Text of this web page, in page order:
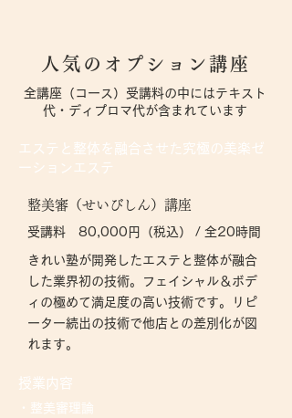
人気のオプション講座
全講座（コース）受講料の中にはテキスト
代・ディプロマ代が含まれています
エステと整体を融合させた究極の美楽ゼ
ーションエステ
整美審（せいびしん）講座
受講料 80,000円（税込） / 全20時間
きれい塾が開発したエステと整体が融合
した業界初の技術。フェイシャル＆ボデ
ィの極めて満足度の高い技術です。リピ
ーター続出の技術で他店との差別化が図
れます。
授業内容
・整美審理論